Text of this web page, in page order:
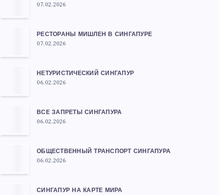
07.02.2026
РЕСТОРАНЫ МИШЛЕН В СИНГАПУРЕ
07.02.2026
НЕТУРИСТИЧЕСКИЙ СИНГАПУР
06.02.2026
ВСЕ ЗАПРЕТЫ СИНГАПУРА
06.02.2026
ОБЩЕСТВЕННЫЙ ТРАНСПОРТ СИНГАПУРА
06.02.2026
СИНГАПУР НА КАРТЕ МИРА